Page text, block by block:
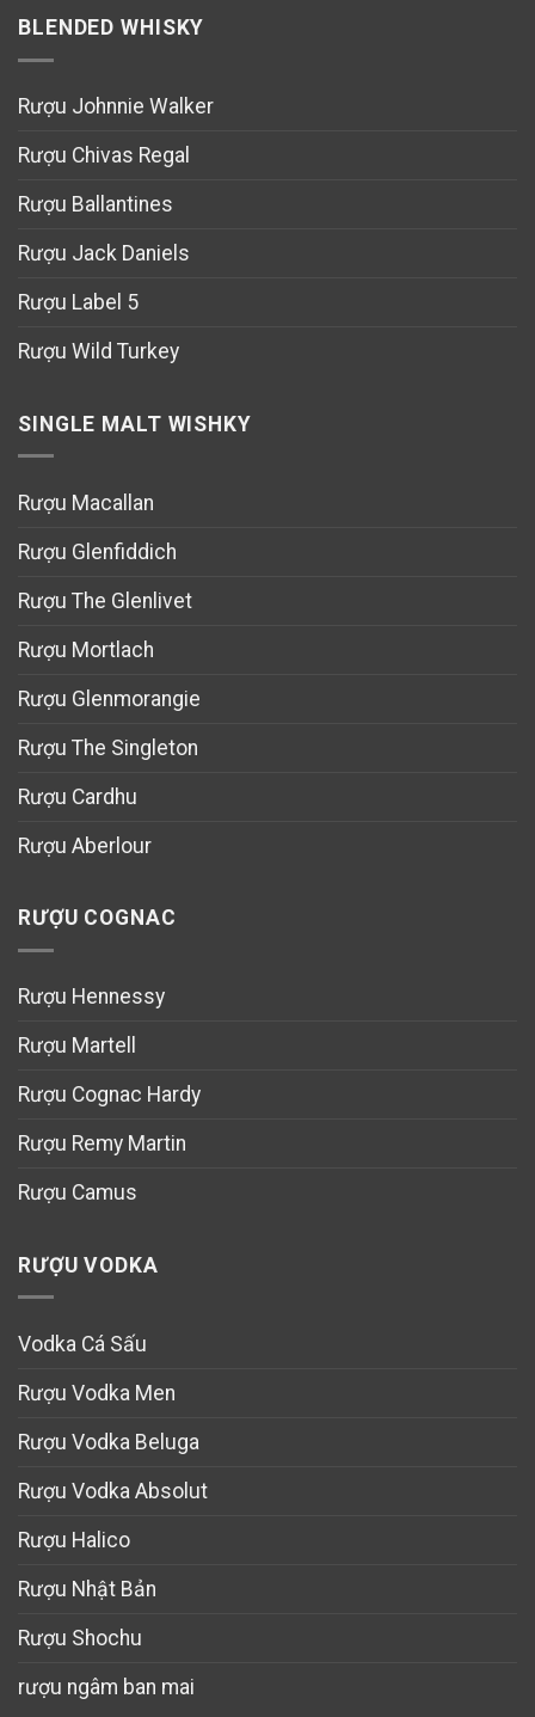
BLENDED WHISKY
Rượu Johnnie Walker
Rượu Chivas Regal
Rượu Ballantines
Rượu Jack Daniels
Rượu Label 5
Rượu Wild Turkey
SINGLE MALT WISHKY
Rượu Macallan
Rượu Glenfiddich
Rượu The Glenlivet
Rượu Mortlach
Rượu Glenmorangie
Rượu The Singleton
Rượu Cardhu
Rượu Aberlour
RƯỢU COGNAC
Rượu Hennessy
Rượu Martell
Rượu Cognac Hardy
Rượu Remy Martin
Rượu Camus
RƯỢU VODKA
Vodka Cá Sấu
Rượu Vodka Men
Rượu Vodka Beluga
Rượu Vodka Absolut
Rượu Halico
Rượu Nhật Bản
Rượu Shochu
rượu ngâm ban mai